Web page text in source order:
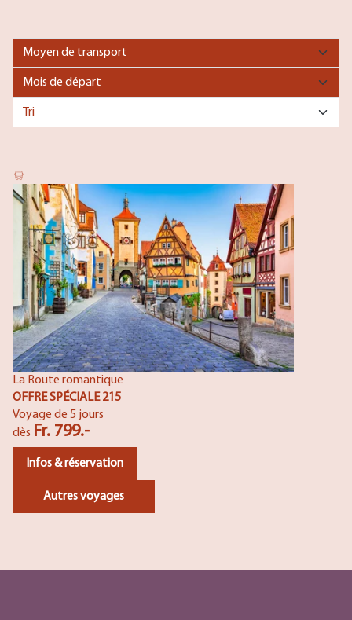
La Route romantique
OFFRE SPÉCIALE 215
Voyage de 5 jours
dès Fr. 799.-
Infos & réservation
Autres voyages